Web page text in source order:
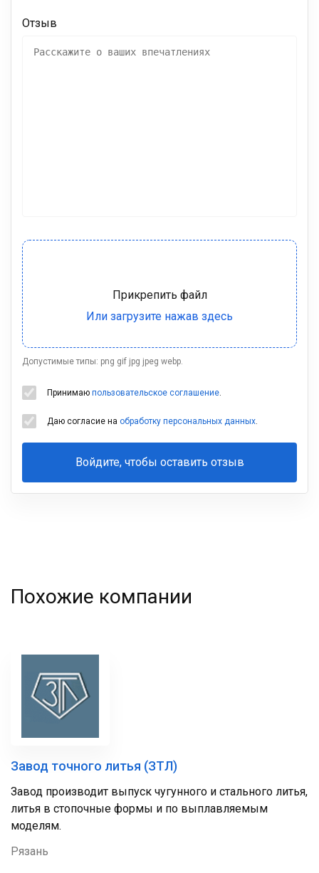
Отзыв
Допустимые типы: png gif jpg jpeg webp.
Принимаю пользовательское соглашение.
Даю согласие на обработку персональных данных.
Войдите, чтобы оставить отзыв
Ваша
Похожие компании
Завод точного литья (ЗТЛ)
Завод производит выпуск чугунного и стального литья,
литья в стопочные формы и по выплавляемым
моделям.
Рязань